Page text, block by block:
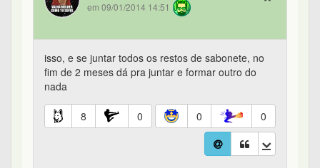
em 09/01/2014 14:51
isso, e se juntar todos os restos de sabonete, no
fim de 2 meses dá pra juntar e formar outro do
nada
8 0 0 0